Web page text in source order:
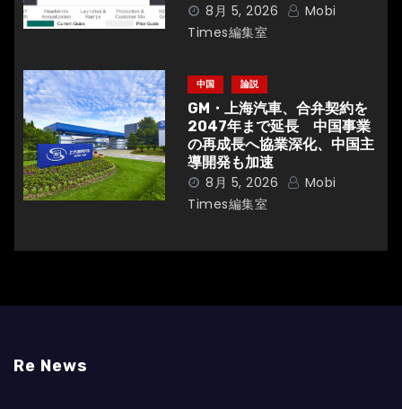
8月 5, 2026
Mobi
Times編集室
中国 論説
GM・上海汽車、合弁契約を
2047年まで延長 中国事業
の再成長へ協業深化、中国主
導開発も加速
8月 5, 2026
Mobi
Times編集室
Re News